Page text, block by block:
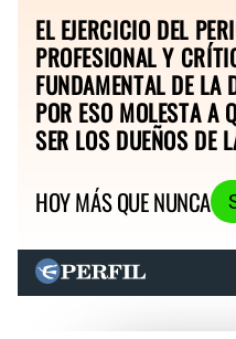
EL EJERCICIO DEL
PROFESIONAL Y
FUNDAMENTAL DE LA
POR ESO MOLESTA A
SER LOS DUEÑOS DE
HOY MÁS QUE NUNCA